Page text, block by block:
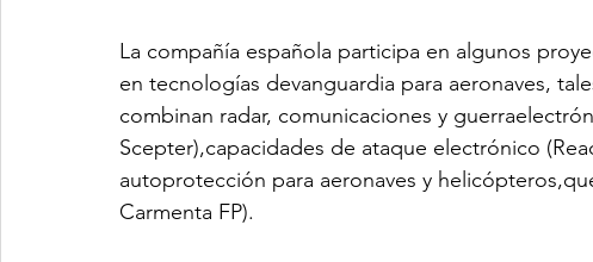
La compañía española participa en algunos
en tecnologías devanguardia para aeronaves,
combinan radar, comunicaciones y
Scepter),capacidades de ataque electrónico
autoprotección para aeronaves y
Carmenta FP).